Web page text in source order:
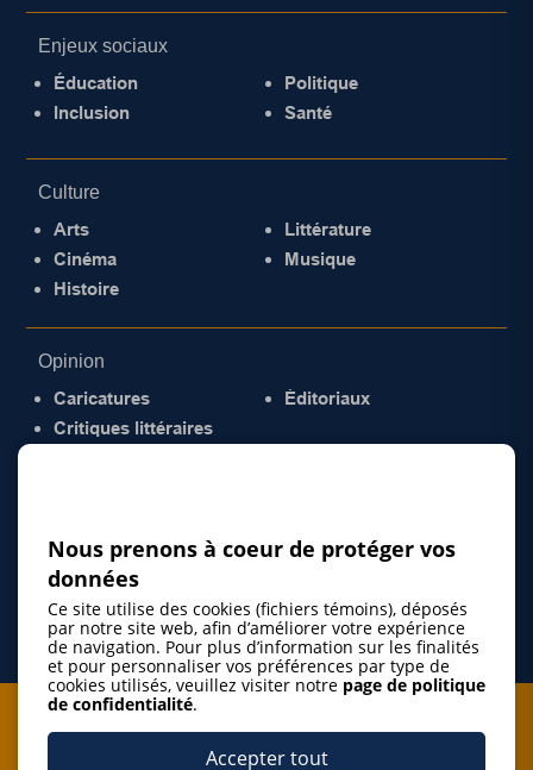
Enjeux sociaux
Éducation
Inclusion
Politique
Santé
Culture
Arts
Cinéma
Histoire
Littérature
Musique
Opinion
Caricatures
Critiques littéraires
Éditoriaux
Je m'abonne à l'infolettre
Nous prenons à coeur de protéger vos
données
Ce site utilise des cookies (fichiers témoins), déposés
par notre site web, afin d’améliorer votre expérience
de navigation. Pour plus d’information sur les finalités
et pour personnaliser vos préférences par type de
cookies utilisés, veuillez visiter notre page de politique
de confidentialité.
Accepter tout